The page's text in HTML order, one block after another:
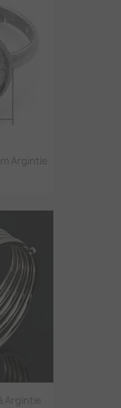
Argintie
Argintie